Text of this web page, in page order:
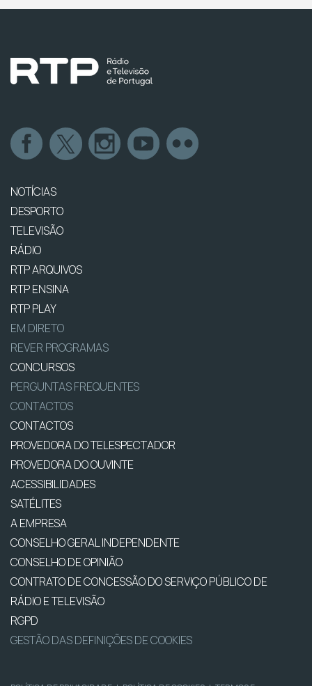
NOTÍCIAS
DESPORTO
TELEVISÃO
RÁDIO
RTP ARQUIVOS
RTP ENSINA
RTP PLAY
EM DIRETO
REVER PROGRAMAS
CONCURSOS
PERGUNTAS FREQUENTES
CONTACTOS
CONTACTOS
PROVEDORA DO TELESPECTADOR
PROVEDORA DO OUVINTE
ACESSIBILIDADES
SATÉLITES
A EMPRESA
CONSELHO GERAL INDEPENDENTE
CONSELHO DE OPINIÃO
CONTRATO DE CONCESSÃO DO SERVIÇO PÚBLICO DE
RÁDIO E TELEVISÃO
RGPD
GESTÃO DAS DEFINIÇÕES DE COOKIES